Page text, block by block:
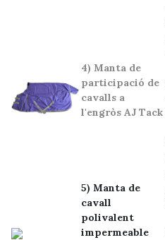
4) Manta de
participació de
cavalls a
l'engròs AJ Tack
5) Manta de
cavall
polivalent
impermeable